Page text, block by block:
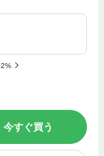
今すぐ買う